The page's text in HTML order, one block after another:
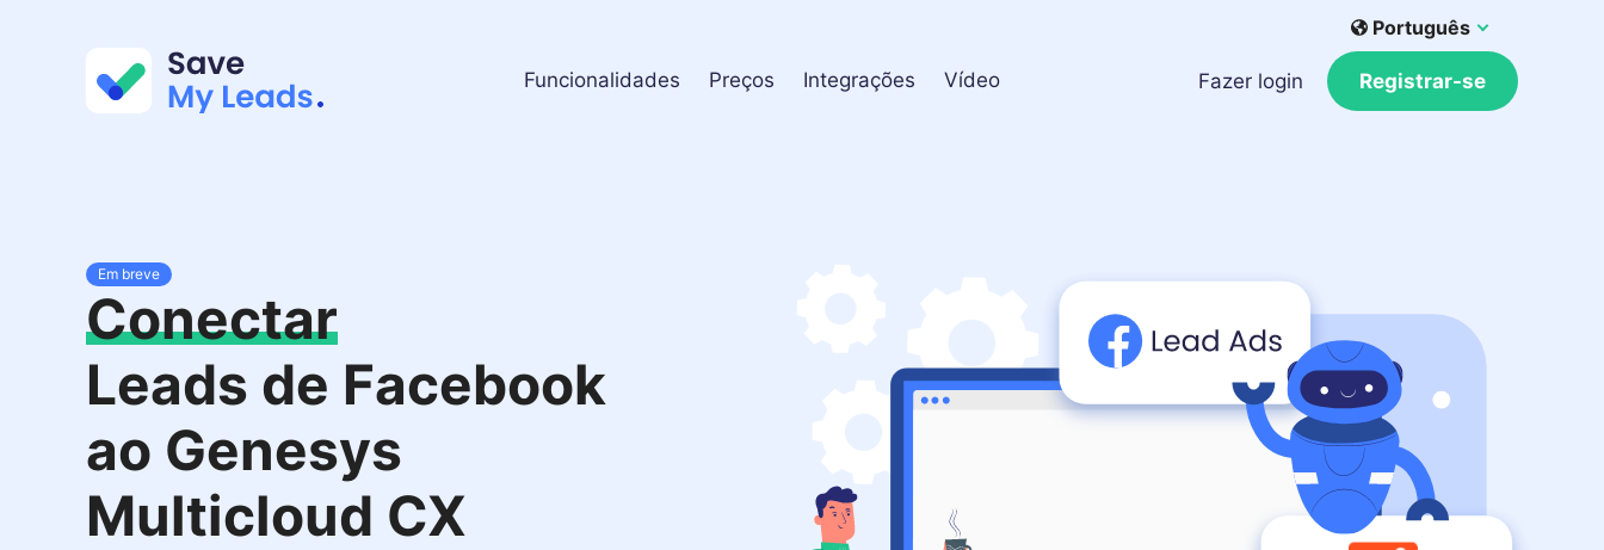
Funcionalidades Preços Integrações Vídeo
Português
Fazer login Registrar-se
Em breve
Conectar
Leads de Facebook
ao Genesys
Multicloud CX